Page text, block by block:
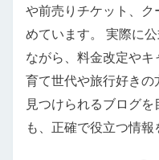
や前売りチケット、ク
めています。 実際に
ながら、料金改定や
育て世代や旅行好き
見つけられるブログ
も、正確で役立つ情報